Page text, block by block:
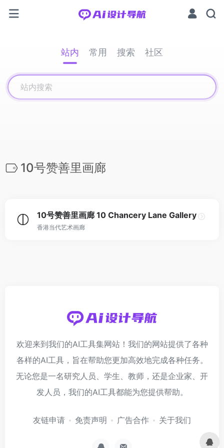
站内 常用 搜索 社区
10号赞善里画廊
10号赞善里画廊 10 Chancery Lane Gallery
香港当代艺术画廊
欢迎来到我们的AI工具集网站！我们的网站提供了各种
各样的AI工具，旨在帮助您更加高效地完成各种任务。
无论您是一名研究人员、学生、教师，还是企业家、开
发人员，我们的AI工具都能为您提供帮助。
友链申请 免责声明 广告合作 关于我们